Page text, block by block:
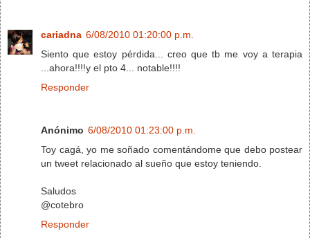
cariadna 6/08/2010 01:20:00 p.m.
Siento que estoy pérdida... creo que tb me voy a terapia
...ahora!!!!y el pto 4... notable!!!!
Responder
Anónimo 6/08/2010 01:23:00 p.m.
Toy cagá, yo me soñado comentándome que debo postear
un tweet relacionado al sueño que estoy teniendo.
Saludos
@cotebro
Responder